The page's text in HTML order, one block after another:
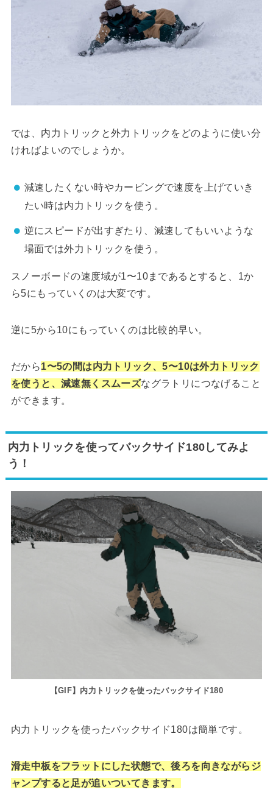
では、内力トリックと外力トリックをどのように使い分
ければよいのでしょうか。
減速したくない時やカービングで速度を上げていき
たい時は内力トリックを使う。
逆にスピードが出すぎたり、減速してもいいような
場面では外力トリックを使う。
スノーボードの速度域が1〜10まであるとすると、1か
ら5にもっていくのは大変です。
逆に5から10にもっていくのは比較的早い。
だから1〜5の間は内力トリック、5〜10は外力トリック
を使うと、減速無くスムーズなグラトリにつなげること
ができます。
内力トリックを使ってバックサイド180してみよ
う！
【GIF】内力トリックを使ったバックサイド180
内力トリックを使ったバックサイド180は簡単です。
滑走中板をフラットにした状態で、後ろを向きながらジ
ャンプすると足が追いついてきます。